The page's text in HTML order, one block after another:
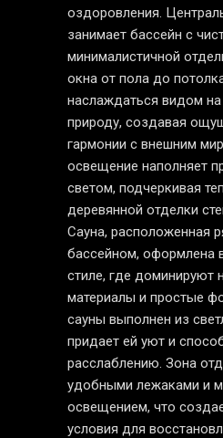
оздоровления.
занимает бассейн с
минималистичной
окна от пола до
наслаждаться видом
природу, создавая
гармонии с внешним
освещение наполняет
светом, подчеркивая
деревянной отделки
Сауна, расположенная
бассейном, оформлена
стиле, где доминируют
материалы и простые
сауны выполнен из
придает ей уют и
расслаблению. Зона
удобными лежаками и
освещением, что
условия для